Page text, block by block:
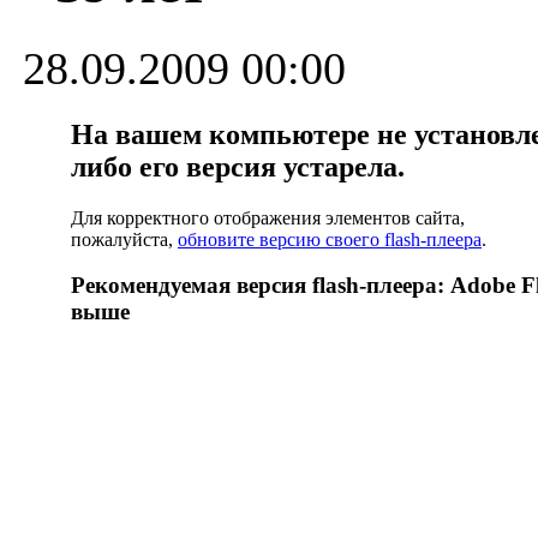
28.09.2009 00:00
На вашем компьютере не
либо его версия устарела.
Для корректного отображения элементов сайта,
пожалуйста, обновите версию своего flash-плеера.
Рекомендуемая версия flash-плеера: Adobe
выше